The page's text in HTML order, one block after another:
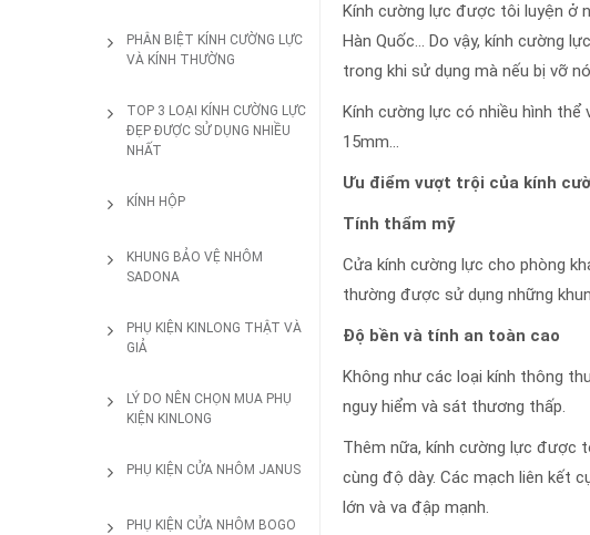
PHÂN BIỆT KÍNH CƯỜNG LỰC
VÀ KÍNH THƯỜNG
TOP 3 LOẠI KÍNH CƯỜNG LỰC
ĐẸP ĐƯỢC SỬ DỤNG NHIỀU
NHẤT
KÍNH HỘP
KHUNG BẢO VỆ NHÔM
SADONA
PHỤ KIỆN KINLONG THẬT VÀ
GIẢ
LÝ DO NÊN CHỌN MUA PHỤ
KIỆN KINLONG
PHỤ KIỆN CỬA NHÔM JANUS
PHỤ KIỆN CỬA NHÔM BOGO
Kính cường lực được tôi luyện ở
Hàn Quốc… Do vậy, kính cường
trong khi sử dụng mà nếu bị vỡ
Kính cường lực có nhiều hình
15mm…
Ưu điểm vượt trội của kính
Tính thẩm mỹ
Cửa kính cường lực cho phòng
thường được sử dụng những
Độ bền và tính an toàn cao
Không như các loại kính thông
nguy hiểm và sát thương thấp.
Thêm nữa, kính cường lực được
cùng độ dày. Các mạch liên kết
lớn và va đập mạnh.